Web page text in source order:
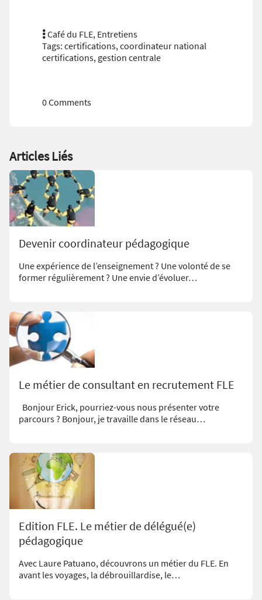
Café du FLE, Entretiens
Tags: certifications, coordinateur national
certifications, gestion centrale
0 Comments
Articles Liés
Devenir coordinateur pédagogique
Une expérience de l’enseignement ? Une volonté de se
former régulièrement ? Une envie d’évoluer…
Le métier de consultant en recrutement FLE
Bonjour Erick, pourriez-vous nous présenter votre
parcours ? Bonjour, je travaille dans le réseau…
Edition FLE. Le métier de délégué(e)
pédagogique
Avec Laure Patuano, découvrons un métier du FLE. En
avant les voyages, la débrouillardise, le…